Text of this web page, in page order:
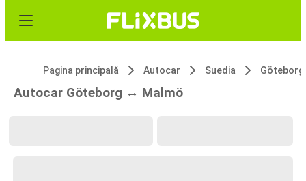
Pagina principală Autocar Suedia Göteborg
Autocar Göteborg ↔ Malmö